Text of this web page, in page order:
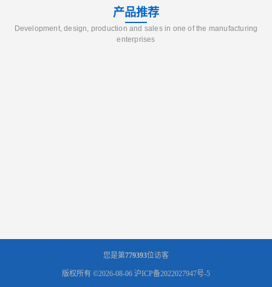
产品推荐
Development, design, production and sales in one of the manufacturing
enterprises
您是第779393位访客
版权所有 ©2026-08-06 沪ICP备2022027947号-5